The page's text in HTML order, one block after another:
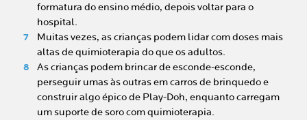
formatura do ensino médio, depois voltar para o
hospital.
Muitas vezes, as crianças podem lidar com doses mais
altas de quimioterapia do que os adultos.
As crianças podem brincar de esconde-esconde,
perseguir umas às outras em carros de brinquedo e
construir algo épico de Play-Doh, enquanto carregam
um suporte de soro com quimioterapia.